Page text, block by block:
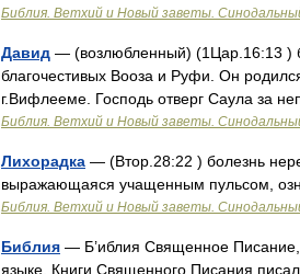
Библия. Ветхий и Новый заветы.
Давид — (возлюбленный) (1Цар.16:13 )
благочестивых Вооза и Руфи. Он
г.Вифлееме. Господь отверг Саула за
Библия. Ветхий и Новый заветы.
Лихорадка — (Втор.28:22 ) болезнь
выражающаяся учащенным пульсом,
Библия. Ветхий и Новый заветы.
Библия — Б’иблия Священное
языке. Книги Священного Писания